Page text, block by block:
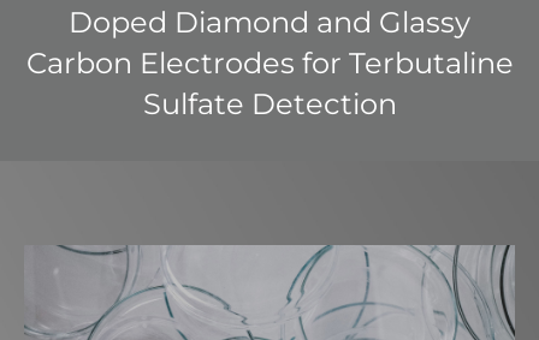
Doped Diamond and Glassy
Carbon Electrodes for Terbutaline
Sulfate Detection